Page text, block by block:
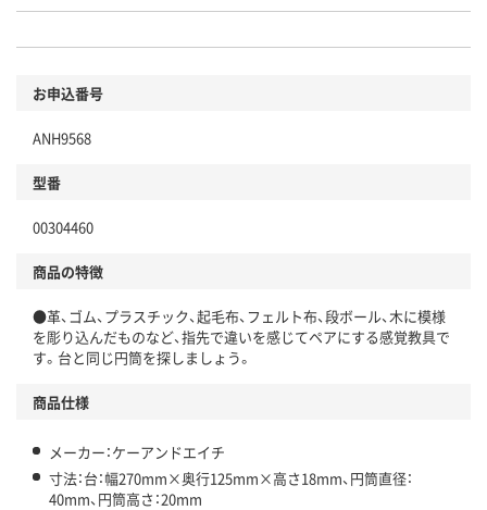
お申込番号
ANH9568
型番
00304460
商品の特徴
●革、ゴム、プラスチック、起毛布、フェルト布、段ボール、木に模様
を彫り込んだものなど、指先で違いを感じてペアにする感覚教具で
す。台と同じ円筒を探しましょう。
商品仕様
メーカー：ケーアンドエイチ
寸法：台：幅270mm×奥行125mm×高さ18mm、円筒直径：
40mm、円筒高さ：20mm